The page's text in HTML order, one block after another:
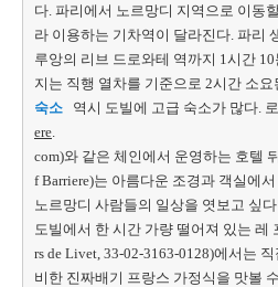
다. 파리에서 노르망디 지역으로 이동
라 이용하는 기차역이 달라진다. 파리
루앙의 리브 드로와테 역까지 1시간
지는 직행 열차를 기준으로 2시간 소요
숙소 역시 도빌에 고급 숙소가 많다.
ere
com)와 같은 체인에서 운영하는 호텔
f Barriere)는 아름다운 조경과 객실에
노르망디 사람들의 일상을 엿보고 싶
도빌에서 한 시간 가량 떨어져 있는 레
rs de Livet, 33-02-3163-0128)에서는
비한 진짜배기 프랑스 가정식을 맛볼